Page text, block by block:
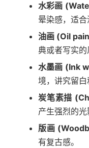
水彩画
晕染感，适合
油画 (Oil
典或者写实的
水墨画 (Ink
境，讲究留白
炭笔素描
产生强烈的光
版画
有复古感。